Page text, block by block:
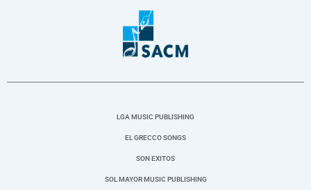
LGA MUSIC PUBLISHING
EL GRECCO SONGS
SON EXITOS
SOL MAYOR MUSIC PUBLISHING